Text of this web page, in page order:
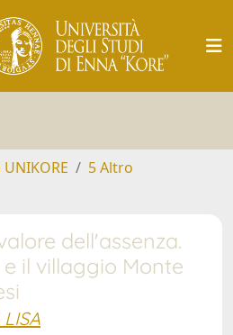
5 Altro
dell'assenza.
il villaggio Monte
LISA